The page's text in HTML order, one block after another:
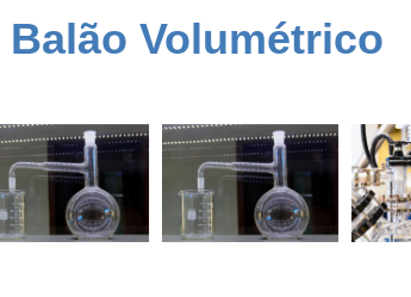
Conserto de
vidraria
Detector de
Equipamento
Volumétrico